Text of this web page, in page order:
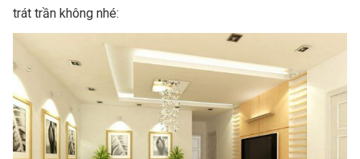
trát trần không nhé: